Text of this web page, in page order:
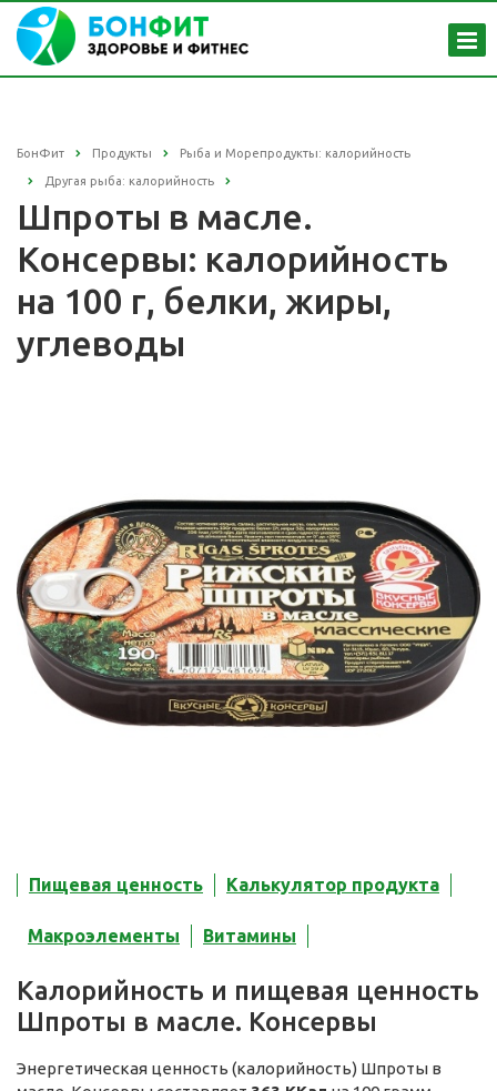
БонФит Продукты Рыба и Морепродукты: калорийность
Другая рыба: калорийность
Шпроты в масле.
Консервы: калорийность
на 100 г, белки, жиры,
углеводы
Пищевая ценность Калькулятор продукта
Макроэлементы Витамины
Калорийность и пищевая ценность
Шпроты в масле. Консервы
Энергетическая ценность (калорийность) Шпроты в